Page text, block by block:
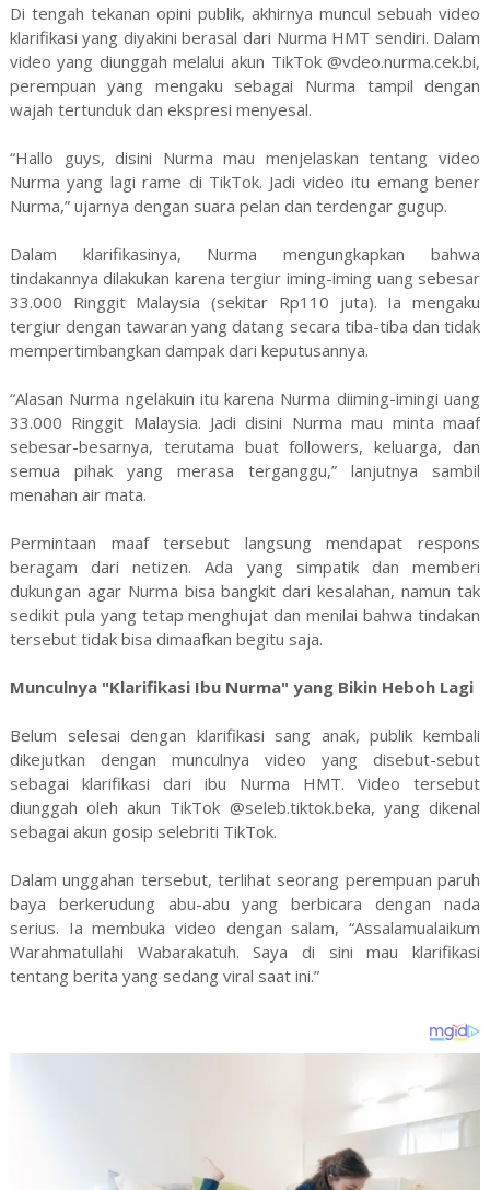
Di tengah tekanan opini publik, akhirnya muncul sebuah video
klarifikasi yang diyakini berasal dari Nurma HMT sendiri. Dalam
video yang diunggah melalui akun TikTok @vdeo.nurma.cek.bi,
perempuan yang mengaku sebagai Nurma tampil dengan
wajah tertunduk dan ekspresi menyesal.
“Hallo guys, disini Nurma mau menjelaskan tentang video
Nurma yang lagi rame di TikTok. Jadi video itu emang bener
Nurma,” ujarnya dengan suara pelan dan terdengar gugup.
Dalam klarifikasinya, Nurma mengungkapkan bahwa
tindakannya dilakukan karena tergiur iming-iming uang sebesar
33.000 Ringgit Malaysia (sekitar Rp110 juta). Ia mengaku
tergiur dengan tawaran yang datang secara tiba-tiba dan tidak
mempertimbangkan dampak dari keputusannya.
“Alasan Nurma ngelakuin itu karena Nurma diiming-imingi uang
33.000 Ringgit Malaysia. Jadi disini Nurma mau minta maaf
sebesar-besarnya, terutama buat followers, keluarga, dan
semua pihak yang merasa terganggu,” lanjutnya sambil
menahan air mata.
Permintaan maaf tersebut langsung mendapat respons
beragam dari netizen. Ada yang simpatik dan memberi
dukungan agar Nurma bisa bangkit dari kesalahan, namun tak
sedikit pula yang tetap menghujat dan menilai bahwa tindakan
tersebut tidak bisa dimaafkan begitu saja.
Munculnya "Klarifikasi Ibu Nurma" yang Bikin Heboh Lagi
Belum selesai dengan klarifikasi sang anak, publik kembali
dikejutkan dengan munculnya video yang disebut-sebut
sebagai klarifikasi dari ibu Nurma HMT. Video tersebut
diunggah oleh akun TikTok @seleb.tiktok.beka, yang dikenal
sebagai akun gosip selebriti TikTok.
Dalam unggahan tersebut, terlihat seorang perempuan paruh
baya berkerudung abu-abu yang berbicara dengan nada
serius. Ia membuka video dengan salam, “Assalamualaikum
Warahmatullahi Wabarakatuh. Saya di sini mau klarifikasi
tentang berita yang sedang viral saat ini.”